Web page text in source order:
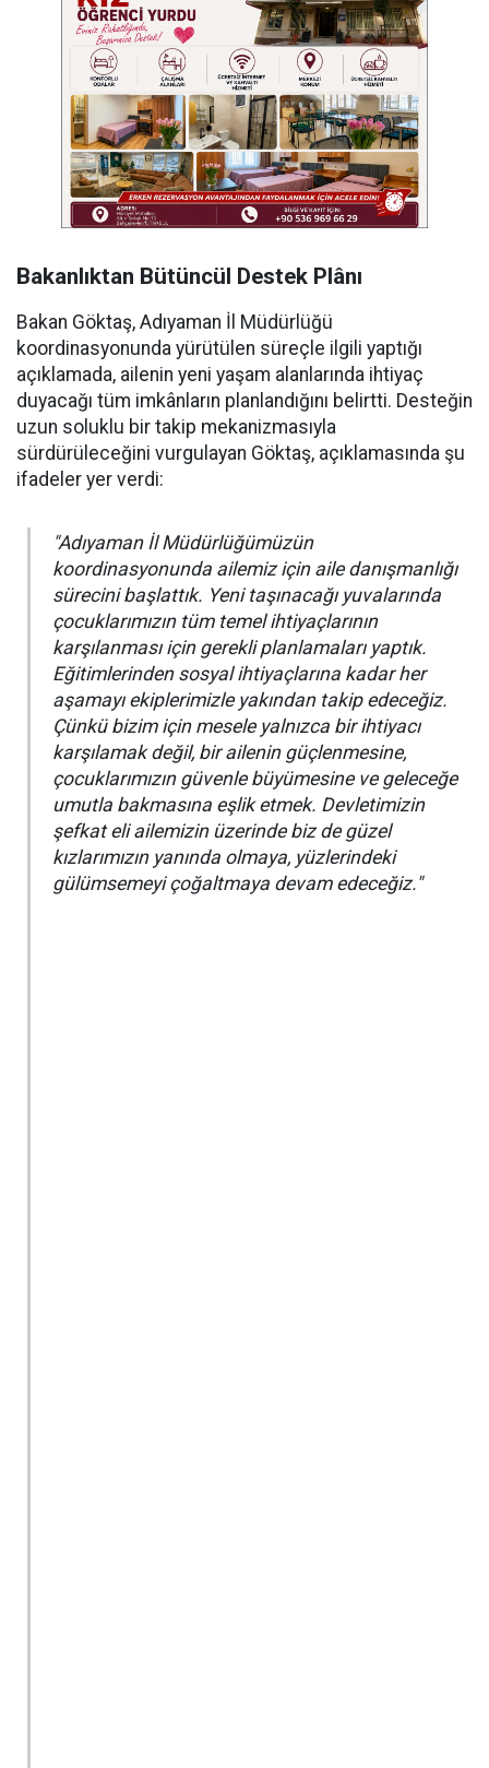
Bakanlıktan Bütüncül Destek Plânı
Bakan Göktaş, Adıyaman İl Müdürlüğü
koordinasyonunda yürütülen süreçle ilgili yaptığı
açıklamada, ailenin yeni yaşam alanlarında ihtiyaç
duyacağı tüm imkânların planlandığını belirtti. Desteğin
uzun soluklu bir takip mekanizmasıyla
sürdürüleceğini vurgulayan Göktaş, açıklamasında şu
ifadeler yer verdi:
"Adıyaman İl Müdürlüğümüzün
koordinasyonunda ailemiz için aile danışmanlığı
sürecini başlattık. Yeni taşınacağı yuvalarında
çocuklarımızın tüm temel ihtiyaçlarının
karşılanması için gerekli planlamaları yaptık.
Eğitimlerinden sosyal ihtiyaçlarına kadar her
aşamayı ekiplerimizle yakından takip edeceğiz.
Çünkü bizim için mesele yalnızca bir ihtiyacı
karşılamak değil, bir ailenin güçlenmesine,
çocuklarımızın güvenle büyümesine ve geleceğe
umutla bakmasına eşlik etmek. Devletimizin
şefkat eli ailemizin üzerinde biz de güzel
kızlarımızın yanında olmaya, yüzlerindeki
gülümsemeyi çoğaltmaya devam edeceğiz."